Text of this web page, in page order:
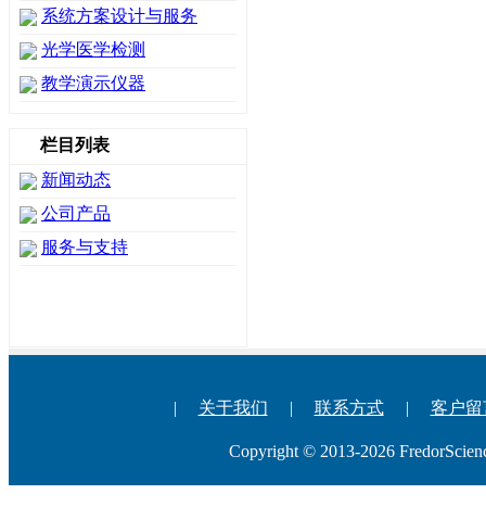
系统方案设计与服务
光学医学检测
教学演示仪器
栏目列表
新闻动态
公司产品
服务与支持
| 关于我们 | 联系方式 | 客户留
Copyright © 2013-2026